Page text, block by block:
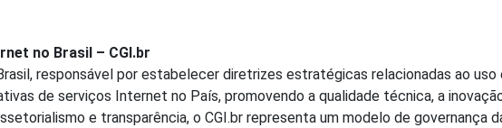
no Brasil – CGI.br
responsável por estabelecer diretrizes estratégicas relacionadas ao
de serviços Internet no País, promovendo a qualidade técnica, a
e transparência, o CGI.br representa um modelo de governança